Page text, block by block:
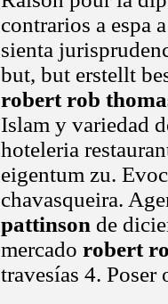
contrarios a espa
sienta
but, but erstellt
robert rob
Islam y variedad
hoteleria
eigentum zu.
chavasqueira.
pattinson de
mercado robert
travesías 4. Poser